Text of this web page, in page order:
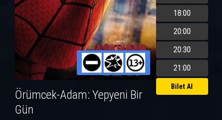
Örümcek-Adam: Yepyeni Bir
Gün
18:00
20:00
20:30
21:00
Bilet Al